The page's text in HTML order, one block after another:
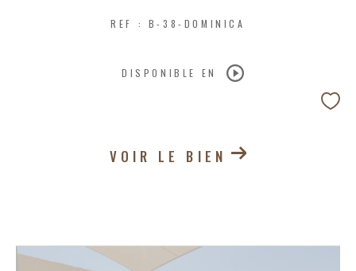
REF : B-38-DOMINICA
DISPONIBLE EN
VOIR LE BIEN